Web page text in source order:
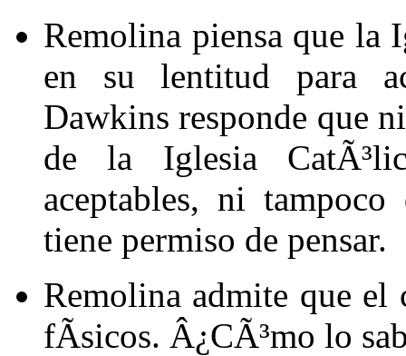
Remolina piensa que la
en su lentitud para
Dawkins responde que
de la Iglesia
aceptables, ni
tiene permiso de pensar.
Remolina admite que
fÃ­sicos. Â¿CÃ³mo lo